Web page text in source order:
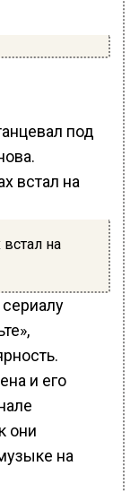
под
на
и его
они
на